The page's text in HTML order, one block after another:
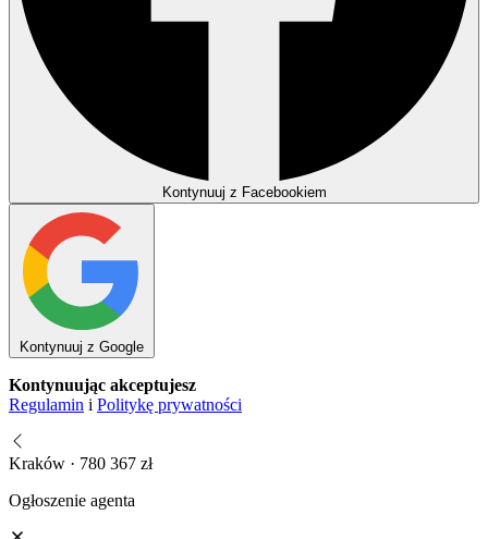
Kontynuuj z Facebookiem
Kontynuuj z Google
Kontynuując akceptujesz
Regulamin i Politykę prywatności
Kraków · 780 367 zł
Ogłoszenie agenta